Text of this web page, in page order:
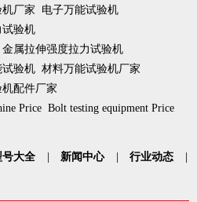
厂家
电子万能试验机
试验机
金属拉伸强度拉力试验机
验机 材料万能试验机厂家
配件厂家
Price Bolt testing equipment Price
大全 新闻中心 行业动态